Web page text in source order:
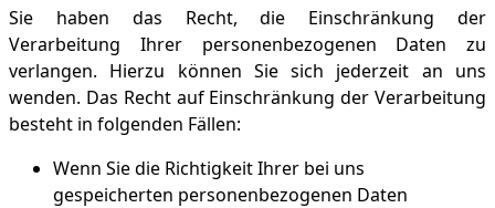
Sie haben das Recht, die Einschränkung der
Verarbeitung Ihrer personenbezogenen Daten zu
verlangen. Hierzu können Sie sich jederzeit an uns
wenden. Das Recht auf Einschränkung der Verarbeitung
besteht in folgenden Fällen:
Wenn Sie die Richtigkeit Ihrer bei uns
gespeicherten personenbezogenen Daten